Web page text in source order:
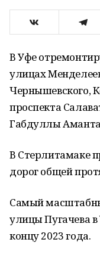
В Уфе
улицах
Чернышевского,
проспекта
Габдуллы
В Стерлитамаке
дорог общей
Самый
улицы Пугачева
концу 2023 года.